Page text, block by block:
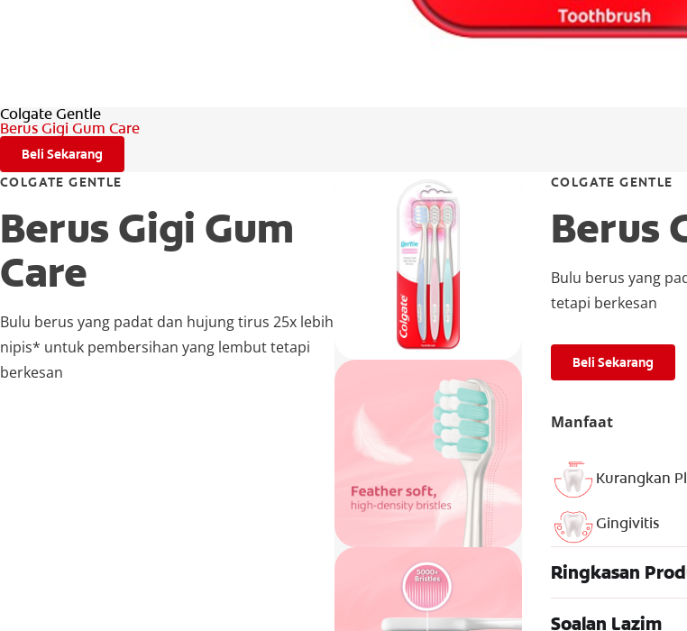
Colgate Gentle
Berus Gigi Gum Care
Beli Sekarang
COLGATE GENTLE
Berus Gigi Gum
Care
Bulu berus yang padat dan hujung tirus 25x lebih
nipis* untuk pembersihan yang lembut tetapi
berkesan
COLGATE GENTLE
Berus
Bulu berus yang
tetapi berkesan
Beli Sekarang
Manfaat
Kurangkan
Gingivitis
Ringkasan
Soalan Lazim